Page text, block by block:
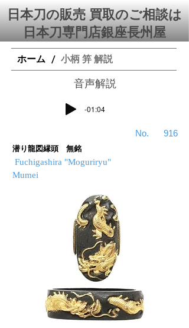
日本刀の販売 買取のご相談は
日本刀専門店銀座⻑州屋
ホーム / 小柄 笄 解説
​音声解説
-01:04
​No. 916
潜り龍図縁頭 無銘
Fuchigashira "Moguriryu"
Mumei